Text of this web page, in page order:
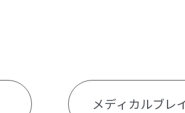
メディカルブレ